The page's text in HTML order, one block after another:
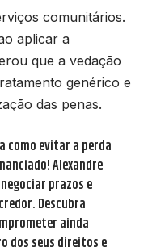
comunitários.
aplicar a
que a vedação
genérico e
das penas.
como evitar a perda
Alexandre
prazos e
Descubra
ainda